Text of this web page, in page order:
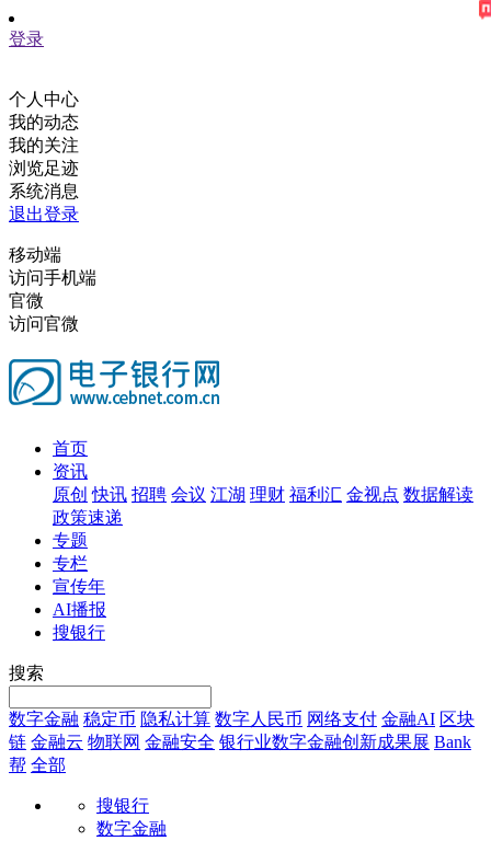
登录
个人中心
我的动态
我的关注
浏览足迹
系统消息
退出登录
移动端
访问手机端
官微
访问官微
首页
资讯
原创 快讯 招聘 会议 江湖 理财 福利汇 金视点 数据解读
政策速递
专题
专栏
宣传年
AI播报
搜银行
搜索
数字金融 稳定币 隐私计算 数字人民币 网络支付 金融AI 区块
链 金融云 物联网 金融安全 银行业数字金融创新成果展 Bank
帮 全部
搜银行
数字金融